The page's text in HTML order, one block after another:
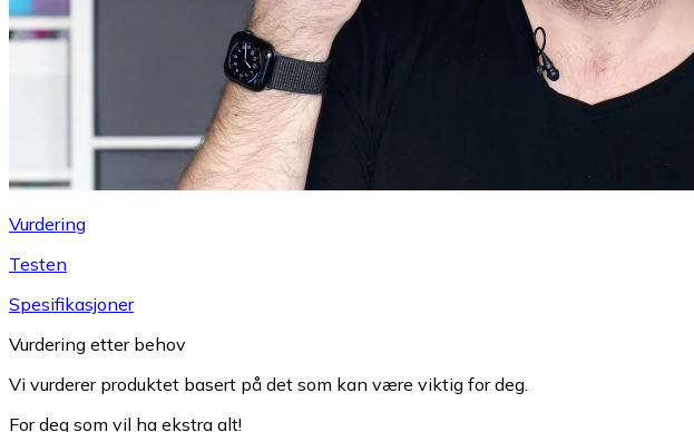
Vurdering
Testen
Spesifikasjoner
Vurdering etter behov
Vi vurderer produktet basert på det som kan være viktig for deg.
For deg som vil ha ekstra alt!